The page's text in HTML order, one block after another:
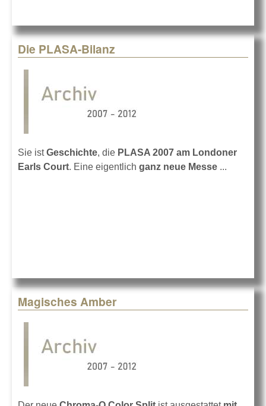
Die PLASA-Bilanz
Sie istGeschichte, die PLASA 2007 am Londoner
Earls Court. Eine eigentlich ganz neue Messe ...
Magisches Amber